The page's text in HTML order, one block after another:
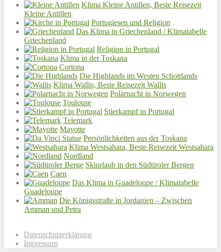
Klima Kleine Antillen, Beste Reisezeit
Kleine Antillen
Portugiesen und Religion
Das Klima in Griechenland / Klimatabelle
Griechenland
Religion in Portugal
Klima in der Toskana
Cortona
Die Highlands im Westen Schottlands
Klima Wallis, Beste Reisezeit Wallis
Polarnacht in Norwegen
Toulouse
Stierkampf in Portugal
Telemark
Mayotte
Persönlichkeiten aus der Toskana
Klima Westsahara, Beste Reisezeit Westsahara
Nordland
Skiurlaub in den Südtiroler Bergen
Caen
Das Klima in Guadeloupe / Klimatabelle
Guadeloupe
Die Königsstraße in Jordanien – Zwischen
Amman und Petra
Datenschutzerklärung
Impressum